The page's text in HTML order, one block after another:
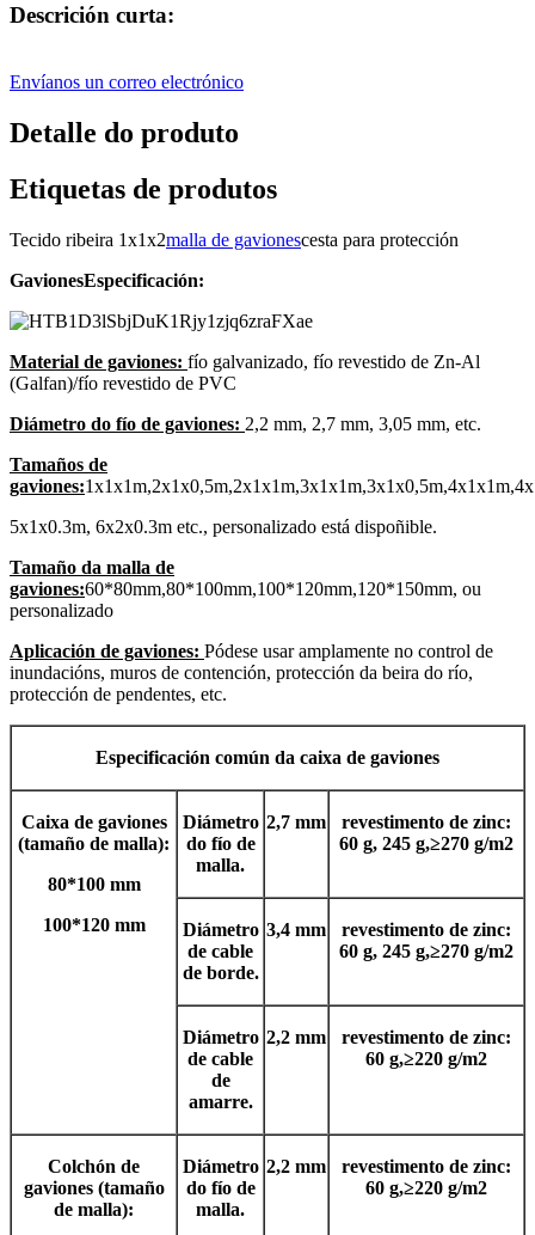
Descrición curta:
Envíanos un correo electrónico
Detalle do produto
Etiquetas de produtos
Tecido ribeira 1x1x2malla de gavionescesta para protección
GavionesEspecificación:
Material de gaviones: fío galvanizado, fío revestido de Zn-Al
(Galfan)/fío revestido de PVC
Diámetro do fío de gaviones: 2,2 mm, 2,7 mm, 3,05 mm, etc.
Tamaños de
gaviones:
5x1x0.3m, 6x2x0.3m etc., personalizado está dispoñible.
Tamaño da malla de
gaviones:60*80mm,80*100mm,100*120mm,120*150mm, ou
personalizado
Aplicación de gaviones: Pódese usar amplamente no control de
inundacións, muros de contención, protección da beira do río,
protección de pendentes, etc.
Especificación común da caixa de gaviones
Caixa de gaviones
(tamaño de malla):
80*100 mm
100*120 mm
Diámetro
do fío de
malla.
2,7 mm
revestimento de zinc:
60 g, 245 g,≥270 g/m2
Diámetro
de cable
de borde.
3,4 mm
revestimento de zinc:
60 g, 245 g,≥270 g/m2
Diámetro
de cable
de
amarre.
2,2 mm
revestimento de zinc:
60 g,≥220 g/m2
Colchón de
gaviones (tamaño
de malla):
Diámetro
do fío de
malla.
2,2 mm
revestimento de zinc:
60 g,≥220 g/m2